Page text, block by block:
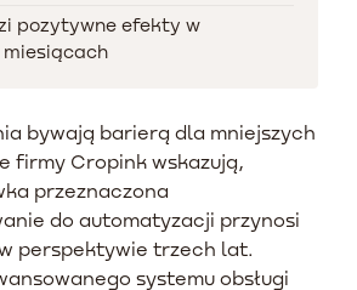
pozytywne efekty w
bywają barierą dla mniejszych
firmy Cropink wskazują,
przeznaczona
do automatyzacji przynosi
w perspektywie trzech lat.
systemu obsługi